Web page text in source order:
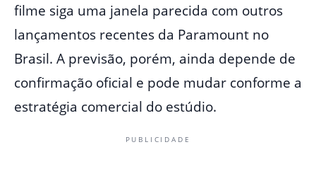
filme siga uma janela parecida com outros
lançamentos recentes da Paramount no
Brasil. A previsão, porém, ainda depende de
confirmação oficial e pode mudar conforme a
estratégia comercial do estúdio.
PUBLICIDADE